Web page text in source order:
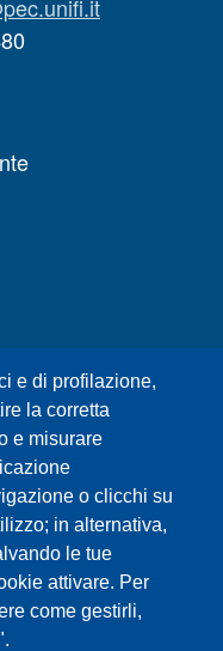
e di profilazione,
la corretta
e misurare
o clicchi su
in alternativa,
le tue
attivare. Per
come gestirli,
il Pubblico